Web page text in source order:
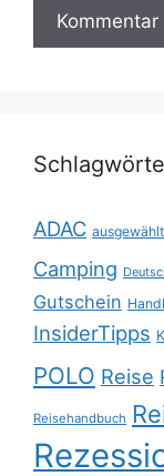
ADAC
Camping
Gutschein
InsiderTipps
POLO Reise
Reisehandbuch